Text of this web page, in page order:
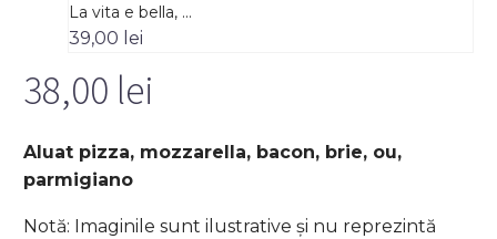
La vita e bella, ...
39,00 lei
38,00 lei
Aluat pizza, mozzarella, bacon, brie, ou,
parmigiano
Notă: Imaginile sunt ilustrative și nu reprezintă